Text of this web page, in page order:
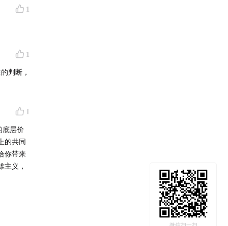
1
1
判断，
1
底层价
的共同
你带来
主义，